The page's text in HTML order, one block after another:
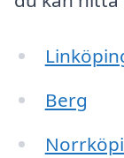
Berg